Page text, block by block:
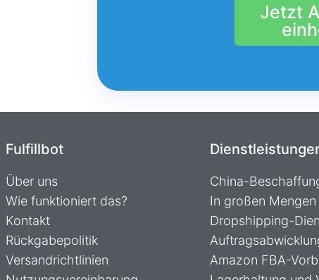
Jetzt
Fulfillbot
Über uns
Wie funktioniert das?
Kontakt
Rückgabepolitik
Versandrichtlinien
China-
In großen Mengen
Dropshipping-
Amazon FBA-